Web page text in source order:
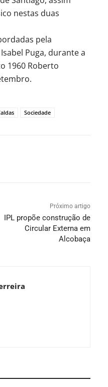
nestas duas
pela
Puga, durante a
1960 Roberto
Sociedade
Próximo artigo
IPL propõe construção de
Circular Externa em
Alcobaça